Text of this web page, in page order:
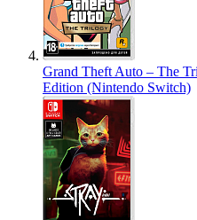
Grand Theft Auto – The
Edition (Nintendo Switch)